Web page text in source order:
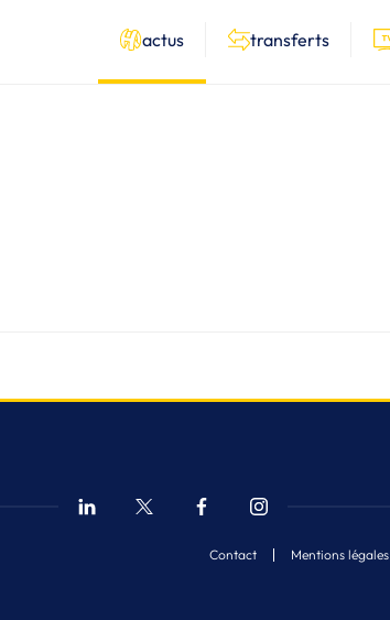
actus transferts
Contact Mentions légales